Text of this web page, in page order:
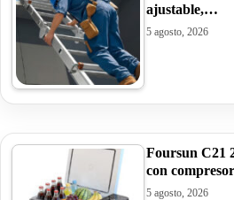
ajustable,…
5 agosto, 2026
Foursun C21
con
5 agosto, 2026